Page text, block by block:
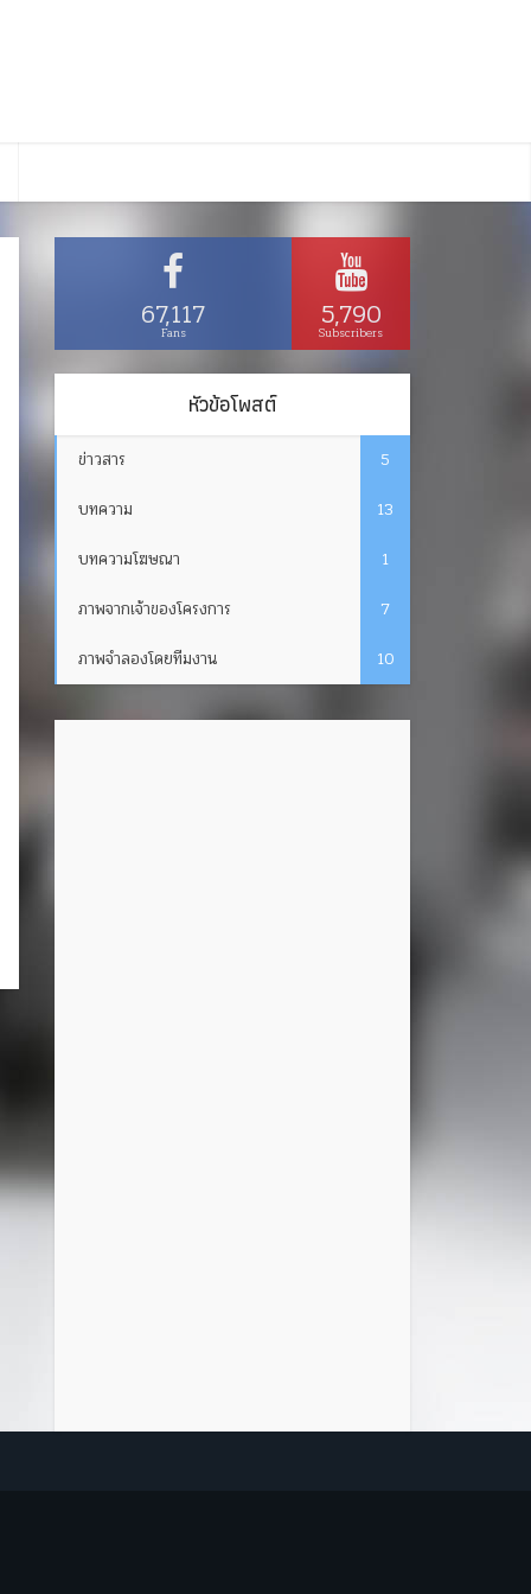
67,117
Fans 5,790
Subscribers
หัวข้อโพสต์
ข่าวสาร
5
บทความ
13
บทความโฆษณา
1
ภาพจากเจ้าของโครงการ
7
ภาพจำลองโดยทีมงาน
10